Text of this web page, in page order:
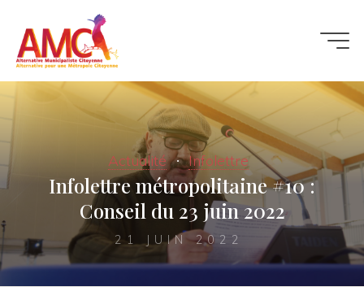
Actualité Infolettre
Infolettre métropolitaine #10 :
Conseil du 23 juin 2022
21 JUIN 2022